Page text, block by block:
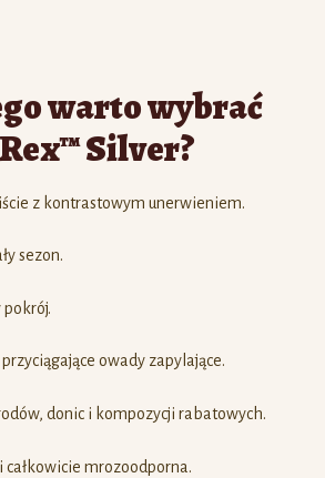
warto wybrać
Silver?
z kontrastowym unerwieniem.
sezon.
pokrój.
owady zapylające.
donic i kompozycji rabatowych.
mrozoodporna.